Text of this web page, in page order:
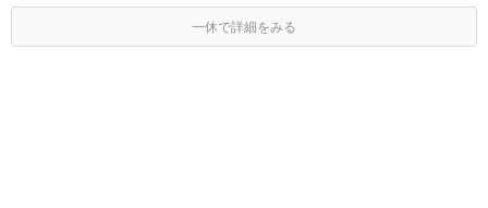
一休で詳細をみる